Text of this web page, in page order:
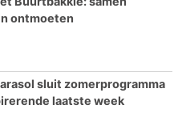
ontmoeten
sluit zomerprogramma
laatste week